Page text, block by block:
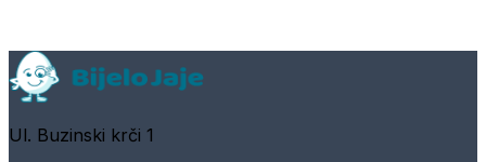
Ul. Buzinski krči 1